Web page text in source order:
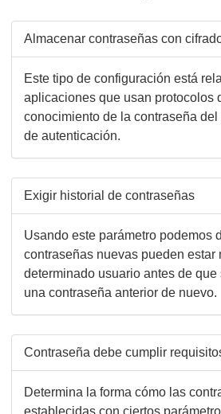
Almacenar contraseñas con
Este tipo de configuración está
aplicaciones que usan protocolos
conocimiento de la contraseña
de autenticación.
Exigir historial de contraseñas
Usando este parámetro podemos
contraseñas nuevas pueden estar
determinado usuario antes de
una contraseña anterior de nuevo.
Contraseña debe cumplir
Determina la forma cómo las
establecidas con ciertos